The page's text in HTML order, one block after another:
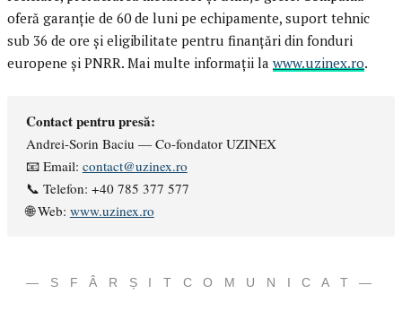
oferă garanție de 60 de luni pe echipamente, suport tehnic
sub 36 de ore și eligibilitate pentru finanțări din fonduri
europene și PNRR. Mai multe informații la www.uzinex.ro.
Contact pentru presă:
Andrei-Sorin Baciu — Co-fondator UZINEX
📧 Email: contact@uzinex.ro
📞 Telefon: +40 785 377 577
🌐 Web: www.uzinex.ro
— S F Â R Ș I T C O M U N I C A T —